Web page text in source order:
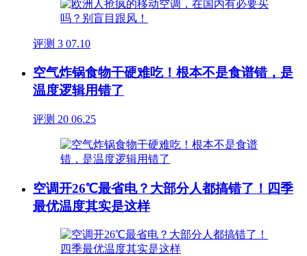
评测 3 07.10
空气炸锅食物干硬难吃！根本不是食谱错，是
温度逻辑用错了
评测 20 06.25
空调开26℃最省电？大部分人都搞错了！四季
最优温度其实是这样